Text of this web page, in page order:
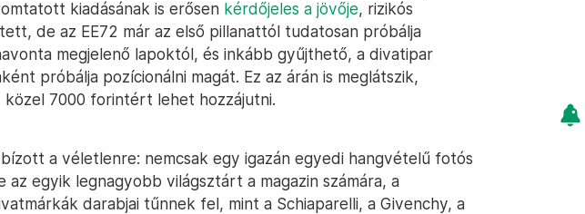
kiadásának is erősen kérdőjeles a jövője, rizikós
de az EE72 már az első pillanattól tudatosan próbálja
megjelenő lapoktól, és inkább gyűjthető, a divatipar
próbálja pozícionálni magát. Ez az árán is meglátszik,
közel 7000 forintért lehet hozzájutni.
a véletlenre: nemcsak egy igazán egyedi hangvételű fotós
az egyik legnagyobb világsztárt a magazin számára, a
darabjai tűnnek fel, mint a Schiaparelli, a Givenchy, a